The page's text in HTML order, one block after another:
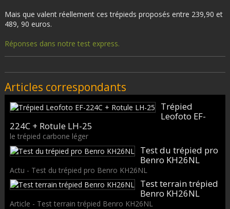
Mais que valent réellement ces trépieds proposés entre 239,90 et
489, 90 euros.
Réponses dans notre test express.
Articles correspondants
Trépied
Leofoto EF-
224C + Rotule LH-25
le trépied carbone léger
Test du trépied pro
Benro KH26NL
Actu - Test du trépied pro Benro KH26NL
Test terrain trépied
Benro KH26NL
Article - Test terrain trépied Benro KH26NL